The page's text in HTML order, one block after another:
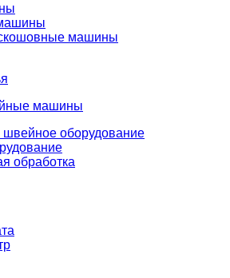
машины
машины
оборудование
обработка